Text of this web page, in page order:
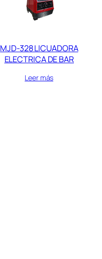
MJD-328 LICUADORA
ELECTRICA DE BAR
Leer más